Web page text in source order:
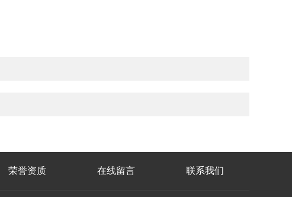
荣誉资质 在线留言 联系我们